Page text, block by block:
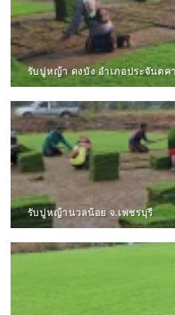
รับปูหญ้า ดงบัง อำเภอประจันตค
รับปูหญ้านวลน้อย จ.เพชรบุรี